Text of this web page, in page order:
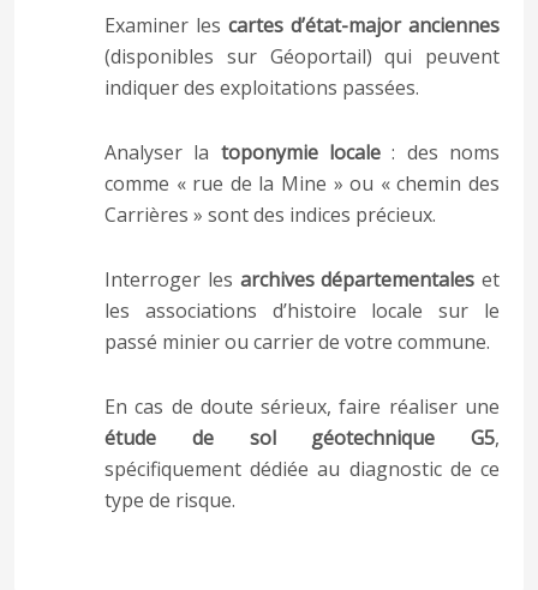
Examiner les cartes d’état-major anciennes
(disponibles sur Géoportail) qui peuvent
indiquer des exploitations passées.
Analyser la toponymie locale : des noms
comme « rue de la Mine » ou « chemin des
Carrières » sont des indices précieux.
Interroger les archives départementales et
les associations d’histoire locale sur le
passé minier ou carrier de votre commune.
En cas de doute sérieux, faire réaliser une
étude de sol géotechnique G5,
spécifiquement dédiée au diagnostic de ce
type de risque.